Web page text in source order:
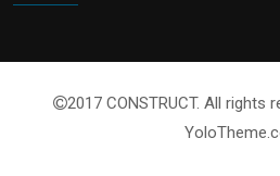
2017 CONSTRUCT. All rights